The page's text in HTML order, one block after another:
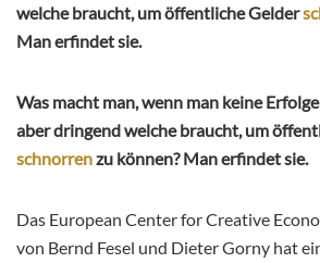
welche braucht, um öffentliche Gelder
Man erfindet sie.
Was macht man, wenn man keine
aber dringend welche braucht, um
schnorrenzu können? Man erfindet sie.
Das European Center for Creative
von Bernd Fesel und Dieter Gorny hat